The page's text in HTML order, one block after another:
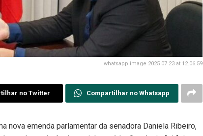
whatsapp image 2025 07 23 at 12.06.59
no Twitter Compartilhar no Whatsapp
nova emenda parlamentar da senadora Daniela Ribeiro,